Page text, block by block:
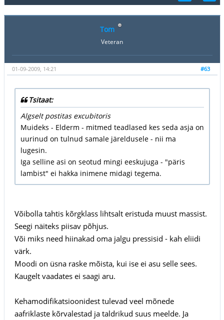
Tom
Veteran
#63
01-09-2009, 14:21
Tsitaat:
Algselt postitas excubitoris
Muideks - Elderm - mitmed teadlased kes seda asja on
uurinud on tulnud samale järeldusele - nii ma
lugesin.
Iga selline asi on seotud mingi eeskujuga - "päris
lambist" ei hakka inimene midagi tegema.
Võibolla tahtis kõrgklass lihtsalt eristuda muust massist.
Seegi näiteks piisav põhjus.
Või miks need hiinakad oma jalgu pressisid - kah eliidi
värk.
Moodi on üsna raske mõista, kui ise ei asu selle sees.
Kaugelt vaadates ei saagi aru.
Kehamodifikatsioonidest tulevad veel mõnede
aafriklaste kõrvalestad ja taldrikud suus meelde. Ja